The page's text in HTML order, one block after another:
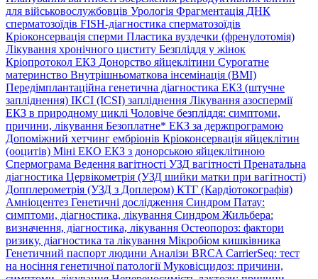
для військовослужбовців Урологія Фрагментація ДНК
сперматозоїдів FISH-діагностика сперматозоїдів
Кріоконсервація сперми Пластика вуздечки (френулотомія)
Лікування хронічного циститу Безпліддя у жінок
Кріопротокол ЕКЗ Донорство яйцеклітини Сурогатне
материнство Внутрішньоматкова інсемінація (ВМІ)
Передімплантаційна генетична діагностика ЕКЗ (штучне
запліднення) ІКСІ (ICSI) запліднення Лікування азоспермії
ЕКЗ в природному циклі Чоловіче безпліддя: симптоми,
причини, лікування Безоплатне* ЕКЗ за держпрограмою
Допоміжний хетчинг ембріонів Кріоконсервація яйцеклітин
(ооцитів) Міні ЕКО ЕКЗ з донорською яйцеклітиною
Спермограма Ведення вагітності УЗД вагітності Пренатальна
діагностика Цервікометрія (УЗД шийки матки при вагітності)
Допплерометрія (УЗД з Доплером) КТГ (Кардіотокографія)
Амніоцентез Генетичні дослідження Синдром Патау:
симптоми, дiагностика, лiкування Синдром Жильбера:
визначення, діагностика, лікування Остеопороз: фактори
ризику, діагностика та лікування Мікробіом кишківника
Генетичний паспорт людини Аналізи BRCA CarrierSeq: тест
на носіння генетичної патологіїМуковісцидоз: причини,